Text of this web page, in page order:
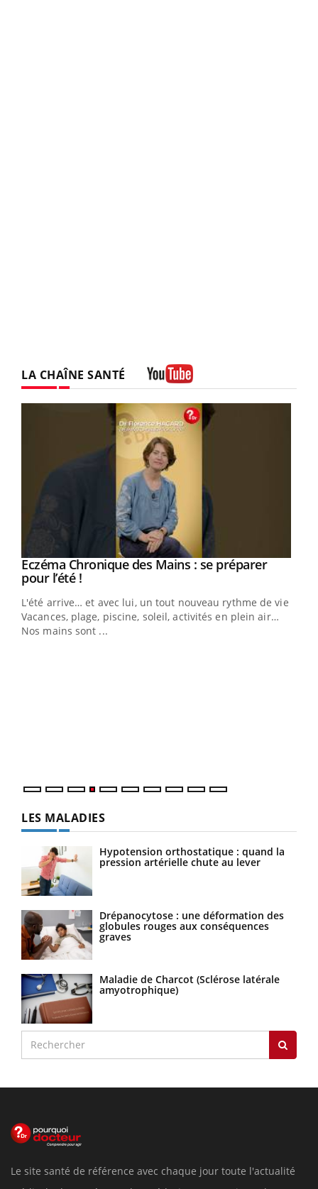
LA CHAÎNE SANTÉ
Youtube
Eczéma Chronique des Mains : se préparer
pour l’été !Youtube
L'été arrive… et avec lui, un tout nouveau rythme de vie !
Vacances, plage, piscine, soleil, activités en plein air…
Nos mains sont ...
LES MALADIES
Hypotension orthostatique : quand la
pression artérielle chute au lever
Drépanocytose : une déformation des
globules rouges aux conséquences
graves
Maladie de Charcot (Sclérose latérale
amyotrophique)
Le site santé de référence avec chaque jour toute l'actualité